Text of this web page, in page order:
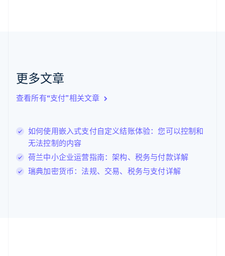
更多文章
查看所有“支付”相关文章
如何使用嵌入式支付自定义结账体验：您可以控制和
无法控制的内容
荷兰中小企业运营指南：架构、税务与付款详解
瑞典加密货币：法规、交易、税务与支付详解
English Italiano
拉脱维亚
立陶宛
DeutschEnglish
卢森堡
罗马尼亚
English